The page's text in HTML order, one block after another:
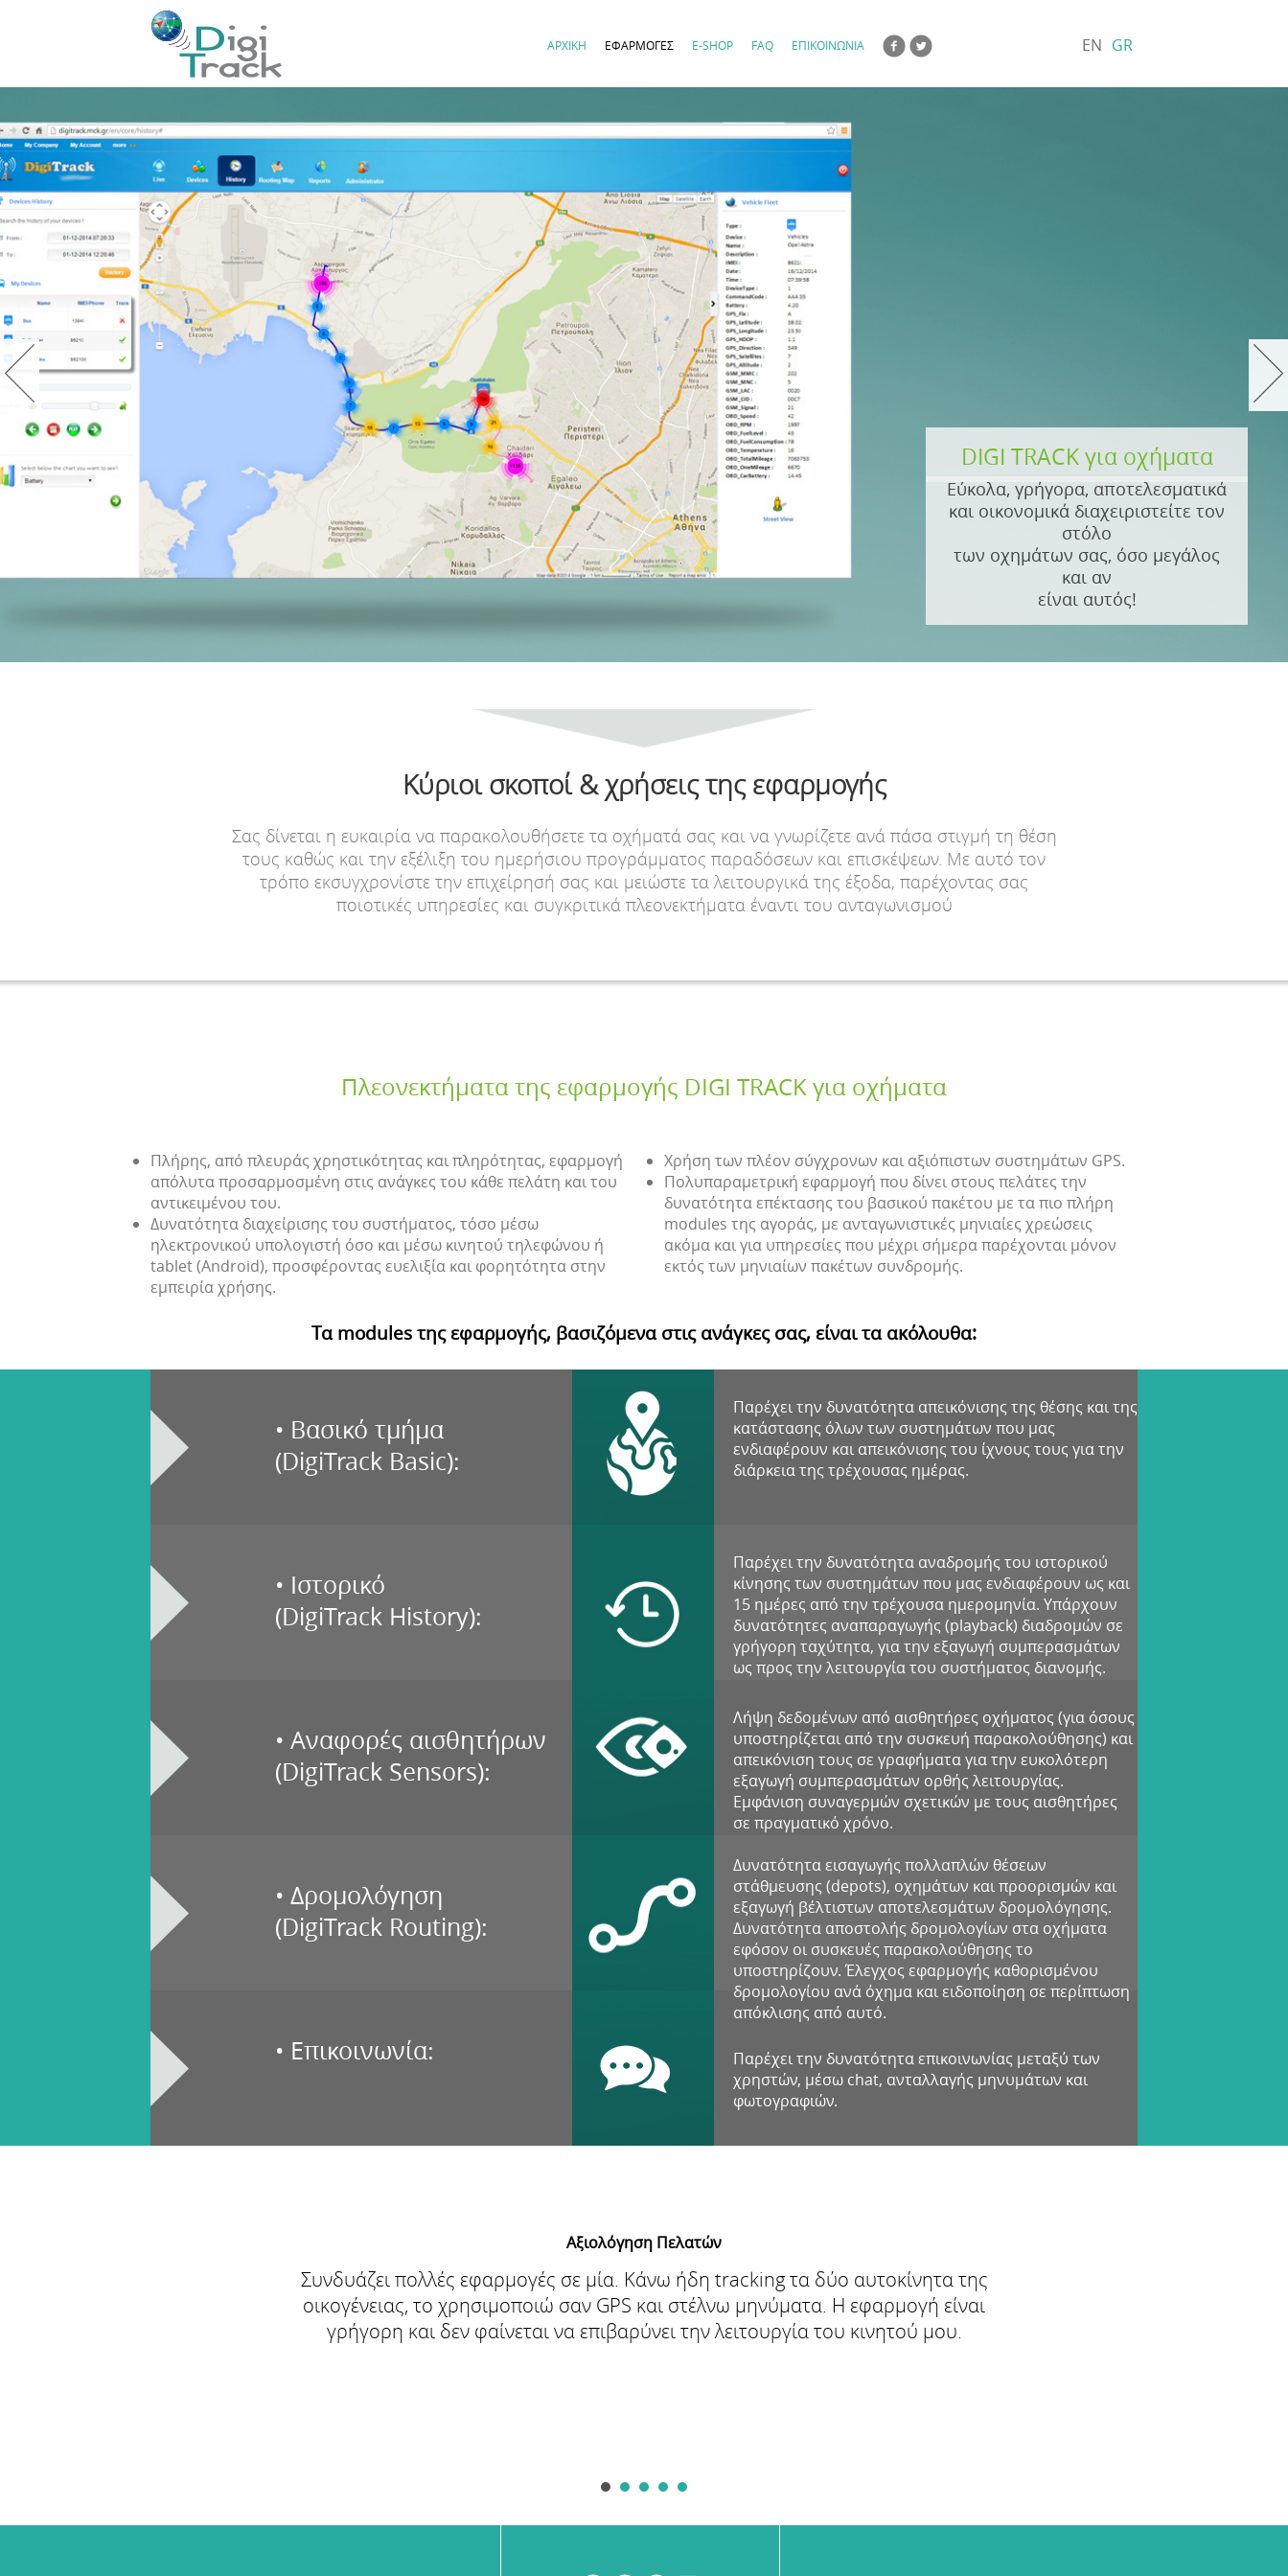
ΑΡΧΙΚΗ ΕΦΑΡΜΟΓΕΣ E-SHOP FAQ ΕΠΙΚΟΙΝΩΝΙΑ GR
EN
DIGI TRACK για οχήματα
Εύκολα, γρήγορα, αποτελεσματικά
και οικονομικά διαχειριστείτε τον
στόλο
των οχημάτων σας, όσο μεγάλος
και αν
είναι αυτός!
Κύριοι σκοποί & χρήσεις της εφαρμογής
Σας δίνεται η ευκαιρία να παρακολουθήσετε τα οχήματά σας και να γνωρίζετε ανά πάσα στιγμή τη θέση
τους καθώς και την εξέλιξη του ημερήσιου προγράμματος παραδόσεων και επισκέψεων. Με αυτό τον
τρόπο εκσυγχρονίστε την επιχείρησή σας και μειώστε τα λειτουργικά της έξοδα, παρέχοντας σας
ποιοτικές υπηρεσίες και συγκριτικά πλεονεκτήματα έναντι του ανταγωνισμού
Πλεονεκτήματα της εφαρμογής DIGI TRACK για οχήματα
Πλήρης, από πλευράς χρηστικότητας και πληρότητας, εφαρμογή
απόλυτα προσαρμοσμένη στις ανάγκες του κάθε πελάτη και του
αντικειμένου του.
Δυνατότητα διαχείρισης του συστήματος, τόσο μέσω
ηλεκτρονικού υπολογιστή όσο και μέσω κινητού τηλεφώνου ή
tablet (Android), προσφέροντας ευελιξία και φορητότητα στην
εμπειρία χρήσης.
Χρήση των πλέον σύγχρονων και αξιόπιστων συστημάτων GPS.
Πολυπαραμετρική εφαρμογή που δίνει στους πελάτες την
δυνατότητα επέκτασης του βασικού πακέτου με τα πιο πλήρη
modules της αγοράς, με ανταγωνιστικές μηνιαίες χρεώσεις
ακόμα και για υπηρεσίες που μέχρι σήμερα παρέχονται μόνον
εκτός των μηνιαίων πακέτων συνδρομής.
Τα modules της εφαρμογής, βασιζόμενα στις ανάγκες σας, είναι τα ακόλουθα:
• Βασικό τμήμα
(DigiTrack Basic):
Παρέχει την δυνατότητα απεικόνισης της θέσης και της
κατάστασης όλων των συστημάτων που μας
ενδιαφέρουν και απεικόνισης του ίχνους τους για την
διάρκεια της τρέχουσας ημέρας.
• Ιστορικό
(DigiTrack History):
Παρέχει την δυνατότητα αναδρομής του ιστορικού
κίνησης των συστημάτων που μας ενδιαφέρουν ως και
15 ημέρες από την τρέχουσα ημερομηνία. Υπάρχουν
δυνατότητες αναπαραγωγής (playback) διαδρομών σε
γρήγορη ταχύτητα, για την εξαγωγή συμπερασμάτων
ως προς την λειτουργία του συστήματος διανομής.
• Αναφορές αισθητήρων
(DigiTrack Sensors):
Λήψη δεδομένων από αισθητήρες οχήματος (για όσους
υποστηρίζεται από την συσκευή παρακολούθησης) και
απεικόνιση τους σε γραφήματα για την ευκολότερη
εξαγωγή συμπερασμάτων ορθής λειτουργίας.
Εμφάνιση συναγερμών σχετικών με τους αισθητήρες
σε πραγματικό χρόνο.
• Δρομολόγηση
(DigiTrack Routing):
Δυνατότητα εισαγωγής πολλαπλών θέσεων
στάθμευσης (depots), οχημάτων και προορισμών και
εξαγωγή βέλτιστων αποτελεσμάτων δρομολόγησης.
Δυνατότητα αποστολής δρομολογίων στα οχήματα
εφόσον οι συσκευές παρακολούθησης το
υποστηρίζουν. Έλεγχος εφαρμογής καθορισμένου
δρομολογίου ανά όχημα και ειδοποίηση σε περίπτωση
απόκλισης από αυτό.
• Επικοινωνία:
Παρέχει την δυνατότητα επικοινωνίας μεταξύ των
χρηστών, μέσω chat, ανταλλαγής μηνυμάτων και
φωτογραφιών.
Αξιολόγηση Πελατών
Συνδυάζει πολλές εφαρμογές σε μία. Κάνω ήδη tracking τα δύο αυτοκίνητα της
οικογένειας, το χρησιμοποιώ σαν GPS και στέλνω μηνύματα. Η εφαρμογή είναι
γρήγορη και δεν φαίνεται να επιβαρύνει την λειτουργία του κινητού μου.